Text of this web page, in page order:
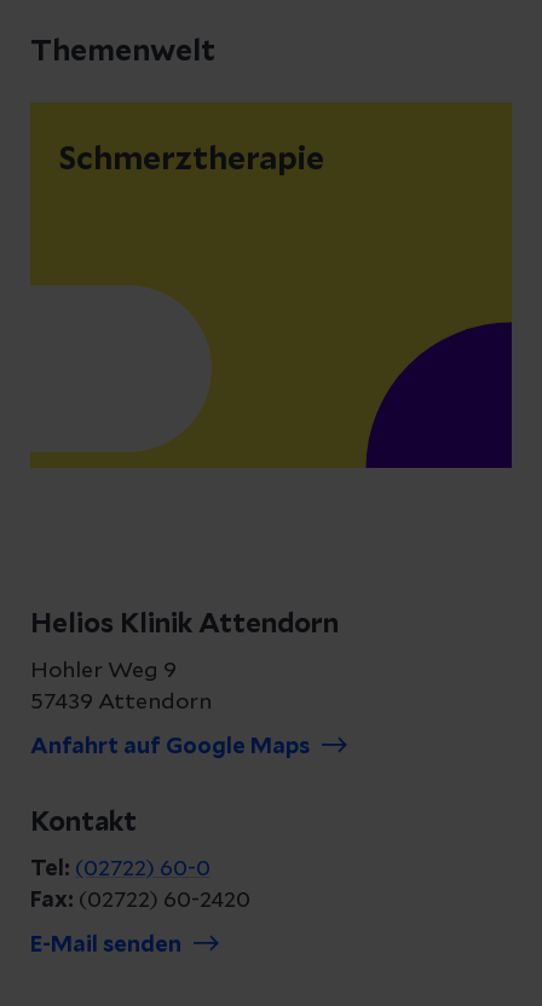
Themenwelt
Schmerztherapie
Helios Klinik Attendorn
Hohler Weg 9
57439 Attendorn
Anfahrt auf Google Maps
Kontakt
Tel: (02722) 60-0
Fax: (02722) 60-2420
E-Mail senden